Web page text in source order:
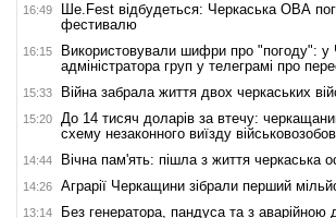
16:49
Ше.Fest відбудеться: Черкаська ОВА
фестивалю
16:15
Використовували шифри про "погоду": у
адміністратора груп у телеграмі про
15:33 Війна забрала життя двох черкаських
15:20
До 14 тисяч доларів за втечу:
схему незаконного виїзду
14:44 Вічна пам'ять: пішла з життя черкаська
14:26 Аграрії Черкащини зібрали перший
13:14 Без генератора, пандуса та з